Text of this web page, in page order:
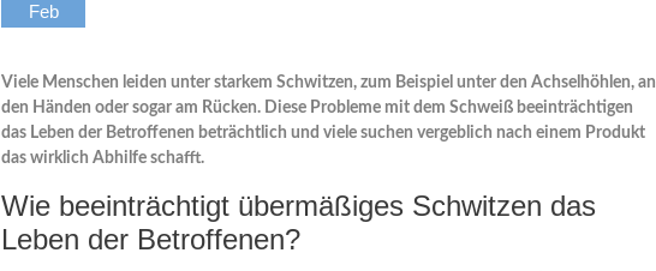
Feb
Viele Menschen leiden unter starkem Schwitzen, zum Beispiel unter den Achselhöhlen, an
den Händen oder sogar am Rücken. Diese Probleme mit dem Schweiß beeinträchtigen
das Leben der Betroffenen beträchtlich und viele suchen vergeblich nach einem Produkt
das wirklich Abhilfe schafft.
Wie beeinträchtigt übermäßiges Schwitzen das
Leben der Betroffenen?